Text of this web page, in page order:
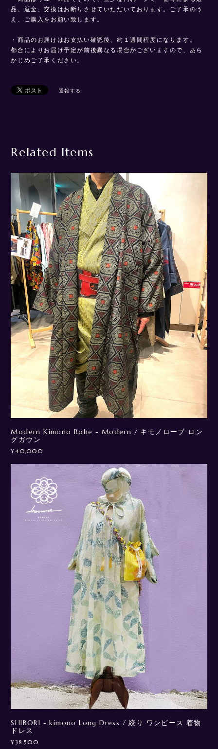
品、返金、交換はお断りさせていただいております。ご了承のう
え、ご購入をお願い致します。
・商品のお届けはお支払い確認後、約１週間程度になります。
都合によりお届け予定が前後異なる場合がございますので、あら
かじめご了承ください。
通報する
Related Items
Modern Kimono Robe - Modern / キモノローブ ロン
グガウン
¥40,000
SHIBORI - kimono Long Dress / 絞り ワンピース 着物
ドレス
¥38,500